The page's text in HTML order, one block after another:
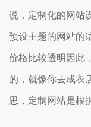
说，定制化的网站
预设主题的网站的
价格比较透明因此
的，就像你去成衣
思，定制网站是根